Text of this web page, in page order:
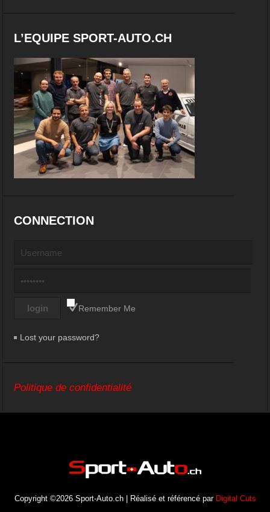
L’EQUIPE SPORT-AUTO.CH
CONNECTION
Remember Me
Lost your password?
Politique de confidentialité
Copyright ©2026 Sport-Auto.ch | Réalisé et référencé par Digital Cuts